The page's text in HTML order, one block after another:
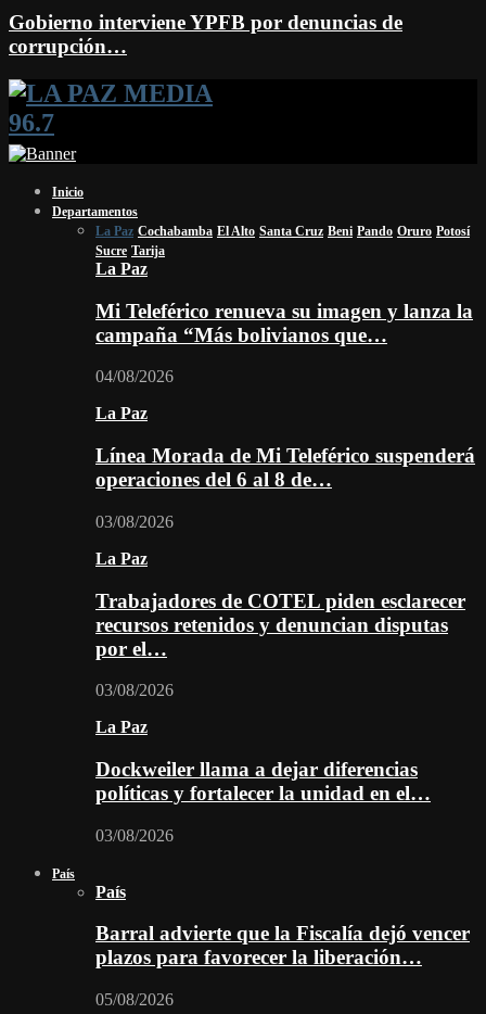
Gobierno interviene YPFB por denuncias de
corrupción…
Facebook
Twitter
Instagram
Youtube
Email
Twitch
Whatsapp
Inicio
Departamentos
La Paz Cochabamba El Alto Santa Cruz Beni Pando Oruro Potosí
Sucre Tarija
La Paz
Mi Teleférico renueva su imagen y lanza la
campaña “Más bolivianos que…
04/08/2026
La Paz
Línea Morada de Mi Teleférico suspenderá
operaciones del 6 al 8 de…
03/08/2026
La Paz
Trabajadores de COTEL piden esclarecer
recursos retenidos y denuncian disputas
por el…
03/08/2026
La Paz
Dockweiler llama a dejar diferencias
políticas y fortalecer la unidad en el…
03/08/2026
País
País
Barral advierte que la Fiscalía dejó vencer
plazos para favorecer la liberación…
05/08/2026